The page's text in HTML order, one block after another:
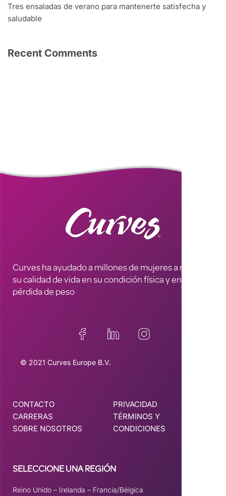
Tres ensaladas de verano para mantenerte satisfecha y
saludable
Recent Comments
Curves ha ayudado a millones de mujeres a mejorar
su calidad de vida en su condición física y en la
pérdida de peso
© 2021 Curves Europe B.V.
CONTACTO
CARRERAS
SOBRE NOSOTROS
PRIVACIDAD
TÉRMINOS Y
CONDICIONES
SELECCIONE UNA REGIÓN
Reino Unido – Irelanda – Francia/Bélgica